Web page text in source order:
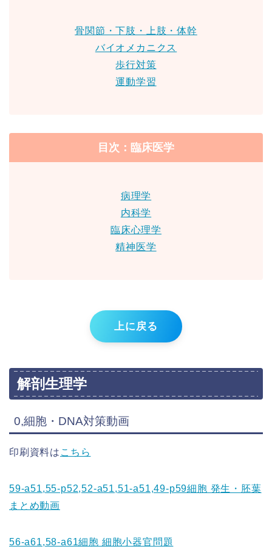
骨関節・下肢・上肢・体幹
バイオメカニクス
歩行対策
運動学習
目次：臨床医学
病理学
内科学
臨床心理学
精神医学
上に戻る
解剖生理学
0,細胞・DNA対策動画
印刷資料は こちら
59-a51,55-p52,52-a51,51-a51,49-p59細胞 発生・胚葉
まとめ動画
56-a61,58-a61細胞 細胞小器官問題